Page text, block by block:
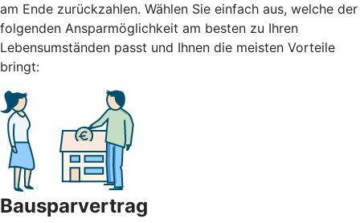
am Ende zurückzahlen. Wählen Sie einfach aus, welche der
folgenden Ansparmöglichkeit am besten zu Ihren
Lebensumständen passt und Ihnen die meisten Vorteile
bringt:
Bausparvertrag